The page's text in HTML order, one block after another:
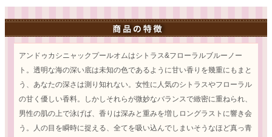
アンドゥカシニャックプールオムはシトラス&フローラルブルーノー
ト。透明な海の深い底は未知の色であるように甘い香りを幾重にもまと
う、あなたの深さは測り知れない。女性に人気のシトラスやフローラル
の甘く優しい香料。しかしそれらが微妙なバランスで緻密に重ねられ、
男性の肌の上で泳げば、香りは深みと重みを増しロングラストに響き会
う。人の目を瞬時に捉える、全てを吸い込んでしまいそうなほど真っ青